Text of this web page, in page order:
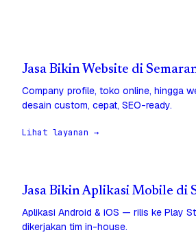
Jasa Bikin Website di
Company profile, toko online, hingga
desain custom, cepat, SEO-ready.
Lihat layanan →
Jasa Bikin Aplikasi Mobile di
Aplikasi Android & iOS — rilis ke Play
dikerjakan tim in-house.